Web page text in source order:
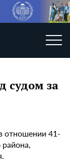
судом за
отношении 41-